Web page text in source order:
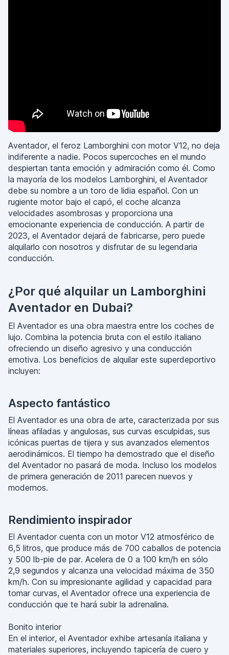
Aventador, el feroz Lamborghini con motor V12, no deja
indiferente a nadie. Pocos supercoches en el mundo
despiertan tanta emoción y admiración como él. Como
la mayoría de los modelos Lamborghini, el Aventador
debe su nombre a un toro de lidia español. Con un
rugiente motor bajo el capó, el coche alcanza
velocidades asombrosas y proporciona una
emocionante experiencia de conducción. A partir de
2023, el Aventador dejará de fabricarse, pero puede
alquilarlo con nosotros y disfrutar de su legendaria
conducción.
¿Por qué alquilar un Lamborghini
Aventador en Dubai?
El Aventador es una obra maestra entre los coches de
lujo. Combina la potencia bruta con el estilo italiano
ofreciendo un diseño agresivo y una conducción
emotiva. Los beneficios de alquilar este superdeportivo
incluyen:
Aspecto fantástico
El Aventador es una obra de arte, caracterizada por sus
líneas afiladas y angulosas, sus curvas esculpidas, sus
icónicas puertas de tijera y sus avanzados elementos
aerodinámicos. El tiempo ha demostrado que el diseño
del Aventador no pasará de moda. Incluso los modelos
de primera generación de 2011 parecen nuevos y
modernos.
Rendimiento inspirador
El Aventador cuenta con un motor V12 atmosférico de
6,5 litros, que produce más de 700 caballos de potencia
y 500 lb-pie de par. Acelera de 0 a 100 km/h en sólo
2,9 segundos y alcanza una velocidad máxima de 350
km/h. Con su impresionante agilidad y capacidad para
tomar curvas, el Aventador ofrece una experiencia de
conducción que te hará subir la adrenalina.
Bonito interior
En el interior, el Aventador exhibe artesanía italiana y
materiales superiores, incluyendo tapicería de cuero y